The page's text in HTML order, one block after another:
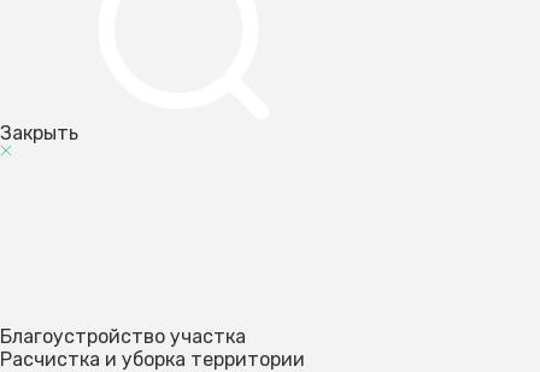
Закрыть
Благоустройство участка
Расчистка и уборка территории